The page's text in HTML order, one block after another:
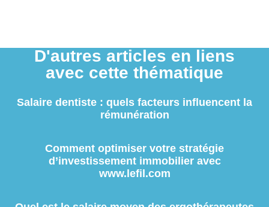
D'autres articles en liens
avec cette thématique
Salaire dentiste : quels facteurs influencent la
rémunération
Comment optimiser votre stratégie
d’investissement immobilier avec
www.lefil.com